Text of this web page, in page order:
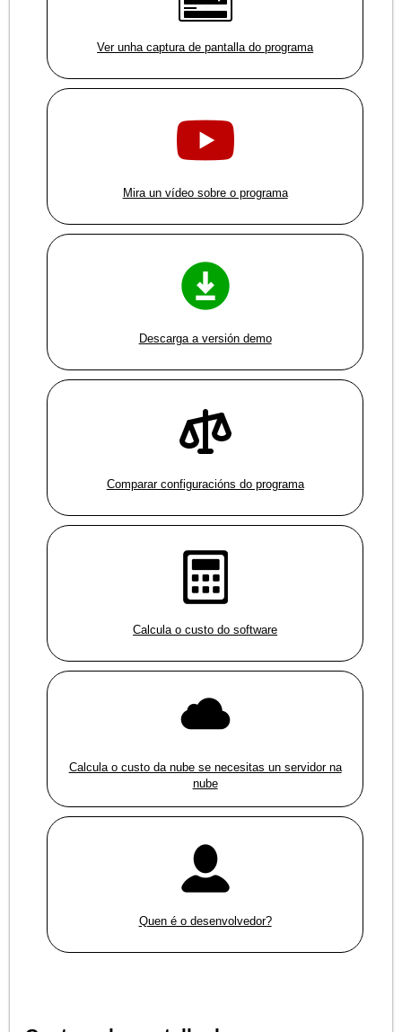
Ver unha captura de pantalla do programa
Mira un vídeo sobre o programa
Descarga a versión demo
Comparar configuracións do programa
Calcula o custo do software
Calcula o custo da nube se necesitas un servidor na
nube
Quen é o desenvolvedor?